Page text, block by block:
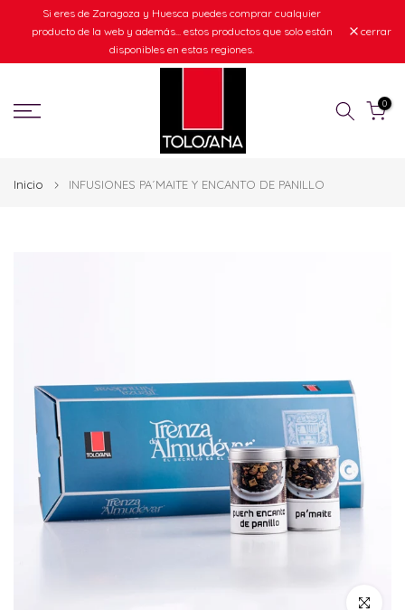
contenido
Si eres de Zaragoza y Huesca puedes comprar cualquier
producto de la web y además... estos productos que solo están
disponibles en estas regiones.
cerrar
0
Inicio INFUSIONES PA´MAITE Y ENCANTO DE PANILLO
Haz clic